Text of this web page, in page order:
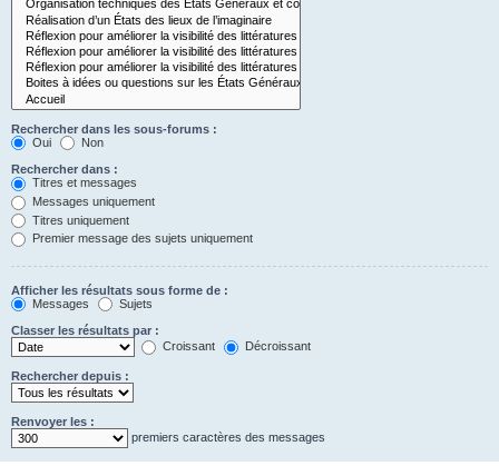
Rechercher dans les sous-forums :
Oui
Non
Rechercher dans :
Titres et messages
Messages uniquement
Titres uniquement
Premier message des sujets uniquement
Afficher les résultats sous forme de :
Messages
Sujets
Classer les résultats par :
Croissant
Décroissant
Rechercher depuis :
Renvoyer les :
premiers caractères des messages